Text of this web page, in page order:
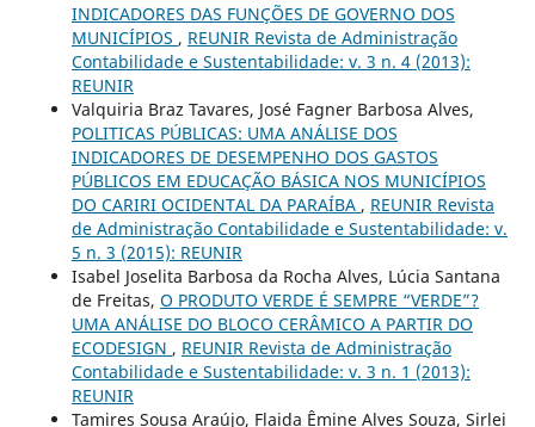
INDICADORES DAS FUNÇÕES DE GOVERNO DOS
MUNICÍPIOS , REUNIR Revista de Administração
Contabilidade e Sustentabilidade: v. 3 n. 4 (2013):
REUNIR
Valquiria Braz Tavares, José Fagner Barbosa Alves,
POLITICAS PÚBLICAS: UMA ANÁLISE DOS
INDICADORES DE DESEMPENHO DOS GASTOS
PÚBLICOS EM EDUCAÇÃO BÁSICA NOS MUNICÍPIOS
DO CARIRI OCIDENTAL DA PARAÍBA , REUNIR Revista
de Administração Contabilidade e Sustentabilidade: v.
5 n. 3 (2015): REUNIR
Isabel Joselita Barbosa da Rocha Alves, Lúcia Santana
de Freitas, O PRODUTO VERDE É SEMPRE “VERDE”?
UMA ANÁLISE DO BLOCO CERÂMICO A PARTIR DO
ECODESIGN , REUNIR Revista de Administração
Contabilidade e Sustentabilidade: v. 3 n. 1 (2013):
REUNIR
Tamires Sousa Araújo, Flaida Êmine Alves Souza, Sirlei